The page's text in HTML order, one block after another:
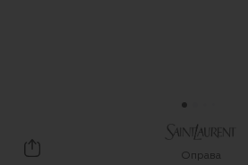
Saint Laurent
Оправа